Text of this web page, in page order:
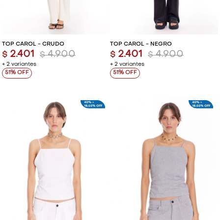
TOP CAROL - CRUDO
+ 2 variantes
$ 2.401 $ 4.900
51
TOP CAROL - NEGRO
+ 2 variantes
$ 2.401 $ 4.900
51